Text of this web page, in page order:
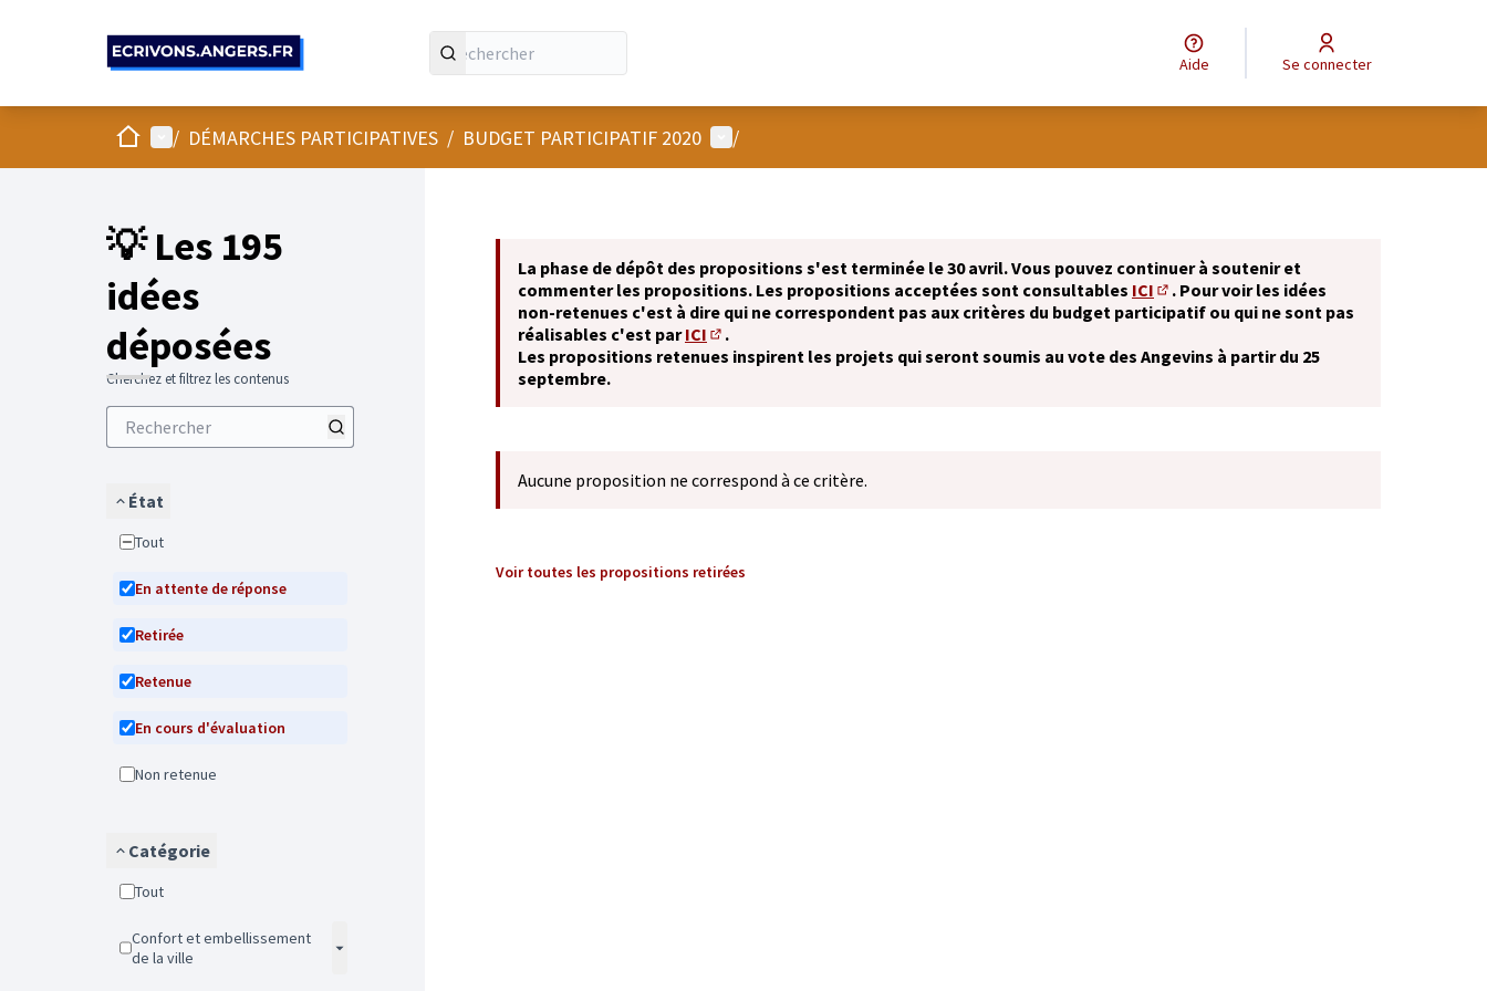
Aide Se connecter
AccueilMenu principal
/ DÉMARCHES PARTICIPATIVES / BUDGET PARTICIPATIF 2020 Menu utilisateur
/
💡 Les 195
idées
déposées
Cherchez et filtrez les contenus
État
Tout
En attente de réponse
Retirée
Retenue
En cours d'évaluation
Non retenue
Catégorie
Tout
Confort et embellissement
de la ville
La phase de dépôt des propositions s'est terminée le 30 avril. Vous pouvez continuer à soutenir et
commenter les propositions. Les propositions acceptées sont consultables ICI
(S'ouvre dans un nouvel onglet)
. Pour voir les idées
non-retenues c'est à dire qui ne correspondent pas aux critères du budget participatif ou qui ne sont pas
réalisables c'est parICI
(S'ouvre dans un nouvel onglet)
.
Les propositions retenues inspirent les projets qui seront soumis au vote des Angevins à partir du 25
septembre.
Aucune proposition ne correspond à ce critère.
Voir toutes les propositions retirées